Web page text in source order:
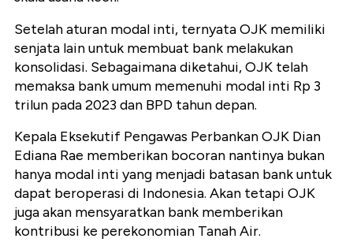
Setelah aturan modal inti, ternyata OJK memiliki
senjata lain untuk membuat bank melakukan
konsolidasi. Sebagaimana diketahui, OJK telah
memaksa bank umum memenuhi modal inti Rp 3
trilun pada 2023 dan BPD tahun depan.
Kepala Eksekutif Pengawas Perbankan OJK Dian
Ediana Rae memberikan bocoran nantinya bukan
hanya modal inti yang menjadi batasan bank untuk
dapat beroperasi di Indonesia. Akan tetapi OJK
juga akan mensyaratkan bank memberikan
kontribusi ke perekonomian Tanah Air.